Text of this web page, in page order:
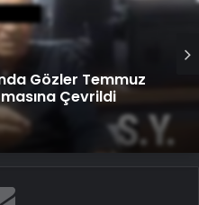
Gözler Temmuz
Çevrildi